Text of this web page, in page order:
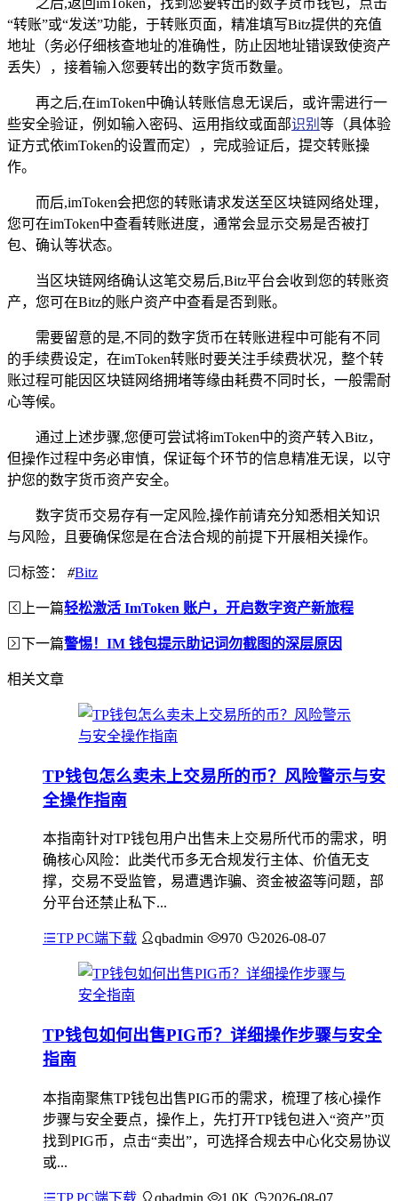
“转账”或“发送”功能，于转账页面，精准填写Bitz提供的充值
地址（务必仔细核查地址的准确性，防止因地址错误致使资产
丢失），接着输入您要转出的数字货币数量。
再之后,在imToken中确认转账信息无误后，或许需进行一
些安全验证，例如输入密码、运用指纹或面部识别 等（具体验
证方式依imToken的设置而定），完成验证后，提交转账操
作。
而后,imToken会把您的转账请求发送至区块链网络处理，
您可在imToken中查看转账进度，通常会显示交易是否被打
包、确认等状态。
当区块链网络确认这笔交易后,Bitz平台会收到您的转账资
产，您可在Bitz的账户资产中查看是否到账。
需要留意的是,不同的数字货币在转账进程中可能有不同
的手续费设定，在imToken转账时要关注手续费状况，整个转
账过程可能因区块链网络拥堵等缘由耗费不同时长，一般需耐
心等候。
通过上述步骤,您便可尝试将imToken中的资产转入Bitz，
但操作过程中务必审慎，保证每个环节的信息精准无误，以守
护您的数字货币资产安全。
数字货币交易存有一定风险,操作前请充分知悉相关知识
与风险，且要确保您是在合法合规的前提下开展相关操作。
标签： #Bitz
上一篇轻松激活 ImToken 账户，开启数字资产新旅程
下一篇警惕！IM 钱包提示助记词勿截图的深层原因
相关文章
TP钱包怎么卖未上交易所的币？风险警示与安
全操作指南
本指南针对TP钱包用户出售未上交易所代币的需求，明
确核心风险：此类代币多无合规发行主体、价值无支
撑，交易不受监管，易遭遇诈骗、资金被盗等问题，部
分平台还禁止私下...
TP PC端下载 qbadmin 970 2026-08-07
TP钱包如何出售PIG币？详细操作步骤与安全
指南
本指南聚焦TP钱包出售PIG币的需求，梳理了核心操作
步骤与安全要点，操作上，先打开TP钱包进入“资产”页
找到PIG币，点击“卖出”，可选择合规去中心化交易协议
或...
TP PC端下载 qbadmin 1.0K 2026-08-07